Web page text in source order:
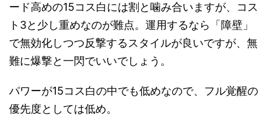
ード高めの15コス白には割と噛み合いますが、コス
ト3と少し重めなのが難点。運用するなら「障壁」
で無効化しつつ反撃するスタイルが良いですが、無
難に爆撃と一閃でいいでしょう。
パワーが15コス白の中でも低めなので、フル覚醒の
優先度としては低め。